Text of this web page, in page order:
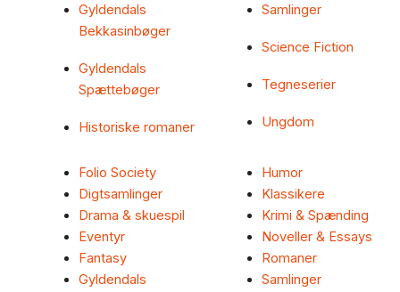
Gyldendals
Bekkasinbøger
Gyldendals
Spættebøger
Historiske romaner
Samlinger
Science Fiction
Tegneserier
Ungdom
Folio Society
Digtsamlinger
Drama & skuespil
Eventyr
Fantasy
Gyldendals
Humor
Klassikere
Krimi & Spænding
Noveller & Essays
Romaner
Samlinger